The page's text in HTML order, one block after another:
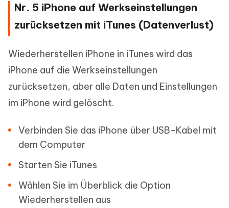
Nr. 5 iPhone auf Werkseinstellungen
zurücksetzen mit iTunes (Datenverlust)
Wiederherstellen iPhone in iTunes wird das
iPhone auf die Werkseinstellungen
zurücksetzen, aber alle Daten und Einstellungen
im iPhone wird gelöscht.
Verbinden Sie das iPhone über USB-Kabel mit
dem Computer
Starten Sie iTunes
Wählen Sie im Überblick die Option
Wiederherstellen aus